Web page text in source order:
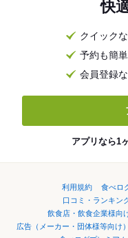
快
クイック
予約も簡
会員登録
アプリなら1
利用規約 食べロ
口コミ・ランキン
飲食店・飲食企業様向
広告（メーカー・団体様等向け